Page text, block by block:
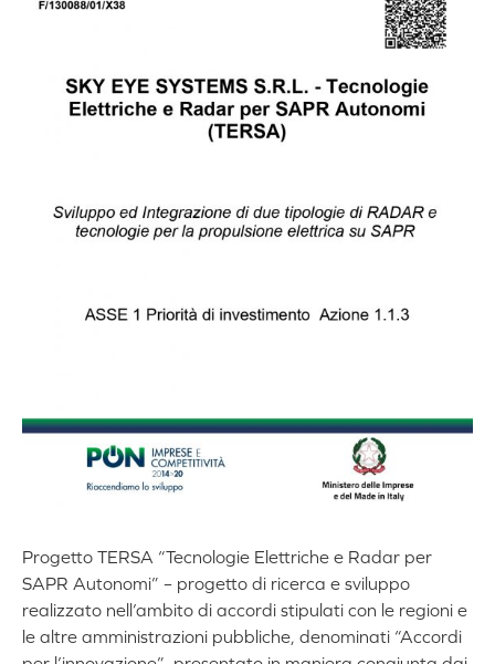
Progetto TERSA “Tecnologie Elettriche e Radar per
SAPR Autonomi” – progetto di ricerca e sviluppo
realizzato nell’ambito di accordi stipulati con le regioni e
le altre amministrazioni pubbliche, denominati “Accordi